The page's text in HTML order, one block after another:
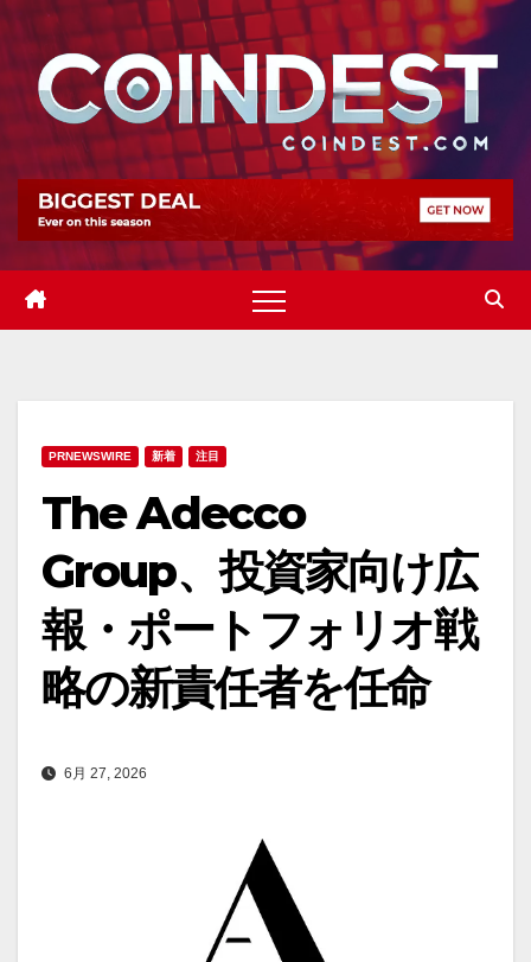
Skip
content
PRNEWSWIRE 新着 注目
The Adecco
Group、投資家向け広
報・ポートフォリオ戦
略の新責任者を任命
6月 27, 2026